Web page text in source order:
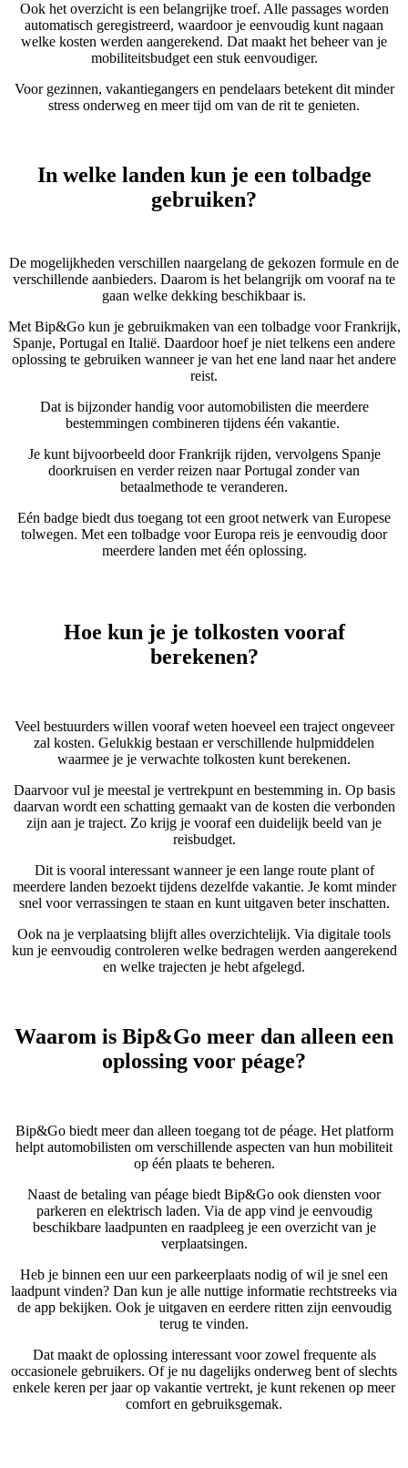
Ook het overzicht is een belangrijke troef. Alle passages worden
automatisch geregistreerd, waardoor je eenvoudig kunt nagaan
welke kosten werden aangerekend. Dat maakt het beheer van je
mobiliteitsbudget een stuk eenvoudiger.
Voor gezinnen, vakantiegangers en pendelaars betekent dit minder
stress onderweg en meer tijd om van de rit te genieten.
In welke landen kun je een tolbadge
gebruiken?
De mogelijkheden verschillen naargelang de gekozen formule en de
verschillende aanbieders. Daarom is het belangrijk om vooraf na te
gaan welke dekking beschikbaar is.
Met Bip&Go kun je gebruikmaken van een tolbadge voor Frankrijk,
Spanje, Portugal en Italië. Daardoor hoef je niet telkens een andere
oplossing te gebruiken wanneer je van het ene land naar het andere
reist.
Dat is bijzonder handig voor automobilisten die meerdere
bestemmingen combineren tijdens één vakantie.
Je kunt bijvoorbeeld door Frankrijk rijden, vervolgens Spanje
doorkruisen en verder reizen naar Portugal zonder van
betaalmethode te veranderen.
Eén badge biedt dus toegang tot een groot netwerk van Europese
tolwegen. Met een tolbadge voor Europa reis je eenvoudig door
meerdere landen met één oplossing.
Hoe kun je je tolkosten vooraf
berekenen?
Veel bestuurders willen vooraf weten hoeveel een traject ongeveer
zal kosten. Gelukkig bestaan er verschillende hulpmiddelen
waarmee je je verwachte tolkosten kunt berekenen.
Daarvoor vul je meestal je vertrekpunt en bestemming in. Op basis
daarvan wordt een schatting gemaakt van de kosten die verbonden
zijn aan je traject. Zo krijg je vooraf een duidelijk beeld van je
reisbudget.
Dit is vooral interessant wanneer je een lange route plant of
meerdere landen bezoekt tijdens dezelfde vakantie. Je komt minder
snel voor verrassingen te staan en kunt uitgaven beter inschatten.
Ook na je verplaatsing blijft alles overzichtelijk. Via digitale tools
kun je eenvoudig controleren welke bedragen werden aangerekend
en welke trajecten je hebt afgelegd.
Waarom is Bip&Go meer dan alleen een
oplossing voor péage?
Bip&Go biedt meer dan alleen toegang tot de péage. Het platform
helpt automobilisten om verschillende aspecten van hun mobiliteit
op één plaats te beheren.
Naast de betaling van péage biedt Bip&Go ook diensten voor
parkeren en elektrisch laden. Via de app vind je eenvoudig
beschikbare laadpunten en raadpleeg je een overzicht van je
verplaatsingen.
Heb je binnen een uur een parkeerplaats nodig of wil je snel een
laadpunt vinden? Dan kun je alle nuttige informatie rechtstreeks via
de app bekijken. Ook je uitgaven en eerdere ritten zijn eenvoudig
terug te vinden.
Dat maakt de oplossing interessant voor zowel frequente als
occasionele gebruikers. Of je nu dagelijks onderweg bent of slechts
enkele keren per jaar op vakantie vertrekt, je kunt rekenen op meer
comfort en gebruiksgemak.